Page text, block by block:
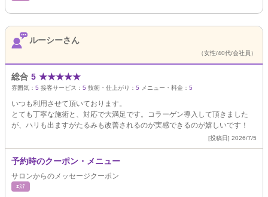
ルーシーさん
（女性/40代/会社員）
総合 5 ★★★★★
雰囲気： 5 接客サービス： 5 技術・仕上がり： 5 メニュー・料金： 5
いつも利用させて頂いております。
とても丁寧な施術と、対応で大満足です。コラーゲン導入して頂きました
が、ハリも出ますがたるみも改善されるのが実感できるのが嬉しいです！
[投稿日] 2026/7/5
予約時のクーポン・メニュー
サロンからのメッセージクーポン
ｴｽﾃ